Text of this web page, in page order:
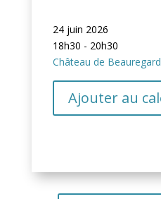
24 juin 2026
18h30 - 20h30
Château de Beauregard
Ajouter au